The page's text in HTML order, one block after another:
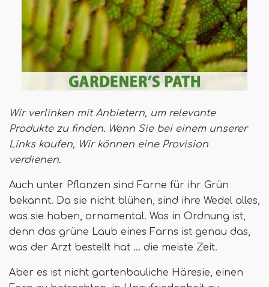
Wir verlinken mit Anbietern, um relevante
Produkte zu finden. Wenn Sie bei einem unserer
Links kaufen, Wir können eine Provision
verdienen.
Auch unter Pflanzen sind Farne für ihr Grün
bekannt. Da sie nicht blühen, sind ihre Wedel alles,
was sie haben, ornamental. Was in Ordnung ist,
denn das grüne Laub eines Farns ist genau das,
was der Arzt bestellt hat ... die meiste Zeit.
Aber es ist nicht gartenbauliche Häresie, einen